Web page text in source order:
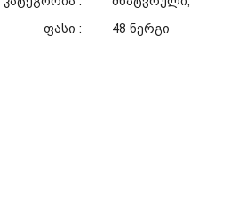
ფასი :
48 ნერგი